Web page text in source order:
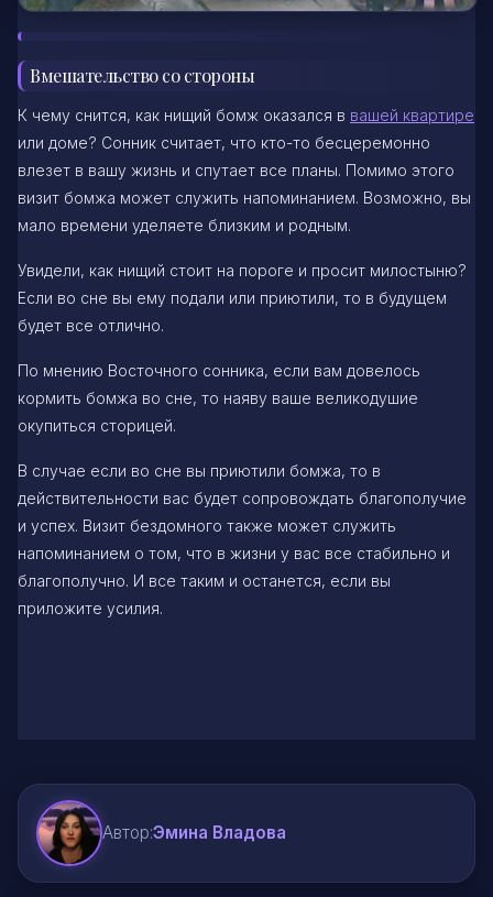
Вмешательство со стороны
К чему снится, как нищий бомж оказался в вашей квартире
или доме? Сонник считает, что кто-то бесцеремонно
влезет в вашу жизнь и спутает все планы. Помимо этого
визит бомжа может служить напоминанием. Возможно, вы
мало времени уделяете близким и родным.
Увидели, как нищий стоит на пороге и просит милостыню?
Если во сне вы ему подали или приютили, то в будущем
будет все отлично.
По мнению Восточного сонника, если вам довелось
кормить бомжа во сне, то наяву ваше великодушие
окупиться сторицей.
В случае если во сне вы приютили бомжа, то в
действительности вас будет сопровождать благополучие
и успех. Визит бездомного также может служить
напоминанием о том, что в жизни у вас все стабильно и
благополучно. И все таким и останется, если вы
приложите усилия.
Автор:Эмина Владова